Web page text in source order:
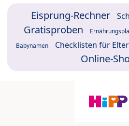
Eisprung-Rechner
Gratisproben
Babynamen Checklisten für
Online-